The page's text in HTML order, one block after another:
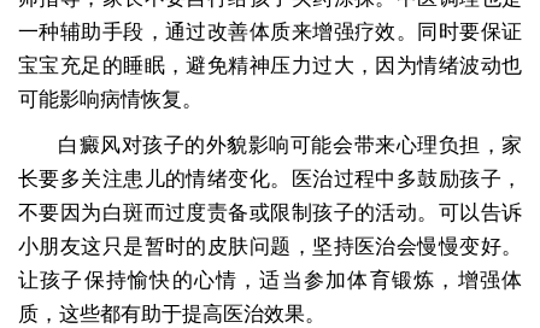
一种辅助手段，通过改善体质来增强疗效。同时要保证
宝宝充足的睡眠，避免精神压力过大，因为情绪波动也
可能影响病情恢复。
白癜风对孩子的外貌影响可能会带来心理负担，家
长要多关注患儿的情绪变化。医治过程中多鼓励孩子，
不要因为白斑而过度责备或限制孩子的活动。可以告诉
小朋友这只是暂时的皮肤问题，坚持医治会慢慢变好。
让孩子保持愉快的心情，适当参加体育锻炼，增强体
质，这些都有助于提高医治效果。